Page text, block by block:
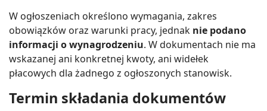
W ogłoszeniach określono wymagania, zakres
obowiązków oraz warunki pracy, jednak nie podano
informacji o wynagrodzeniu. W dokumentach nie ma
wskazanej ani konkretnej kwoty, ani widełek
płacowych dla żadnego z ogłoszonych stanowisk.
Termin składania dokumentów